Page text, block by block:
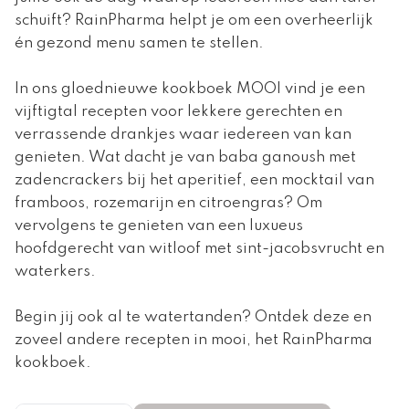
schuift? RainPharma helpt je om een overheerlijk
én gezond menu samen te stellen.
In ons gloednieuwe kookboek MOOI vind je een
vijftigtal recepten voor lekkere gerechten en
verrassende drankjes waar iedereen van kan
genieten. Wat dacht je van baba ganoush met
zadencrackers bij het aperitief, een mocktail van
framboos, rozemarijn en citroengras? Om
vervolgens te genieten van een luxueus
hoofdgerecht van witloof met sint-jacobsvrucht en
waterkers.
Begin jij ook al te watertanden? Ontdek deze en
zoveel andere recepten in mooi, het RainPharma
kookboek.